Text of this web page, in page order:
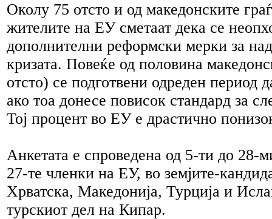
Околу 75 отсто и од македонските
жителите на ЕУ сметаат дека се
дополнителни реформски мерки за
кризата. Повеќе од половина
отсто) се подготвени одреден период
ако тоа донесе повисок стандард за
Тој процент во ЕУ е драстично
Анкетата е спроведена од 5-ти до 28-
27-те членки на ЕУ, во земјите-
Хрватска, Македонија, Турција и
турскиот дел на Кипар.